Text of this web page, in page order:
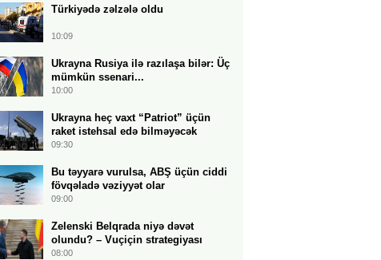
Türkiyədə zəlzələ oldu
10:09
Ukrayna Rusiya ilə razılaşa bilər: Üç
mümkün ssenari...
10:00
Ukrayna heç vaxt “Patriot” üçün
raket istehsal edə bilməyəcək
09:30
Bu təyyarə vurulsa, ABŞ üçün ciddi
fövqəladə vəziyyət olar
09:00
Zelenski Belqrada niyə dəvət
olundu? – Vuçiçin strategiyası
08:00